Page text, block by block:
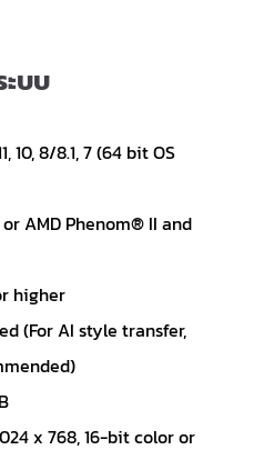
บบ
10, 8/8.1, 7 (64 bit OS
AMD Phenom® II and
higher
(For AI style transfer,
x 768, 16-bit color or